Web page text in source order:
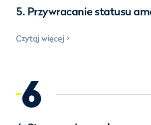
5. Przywracanie statusu
Czytaj więcej
6